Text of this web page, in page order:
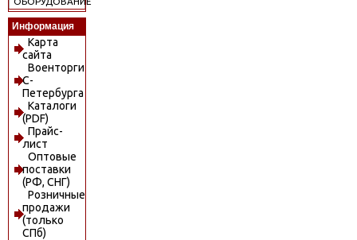
Информация
Карта
сайта
Военторги
С-
Петербурга
Каталоги
(PDF)
Прайс-
лист
Оптовые
поставки
(РФ, СНГ)
Розничные
продажи
(только
СПб)